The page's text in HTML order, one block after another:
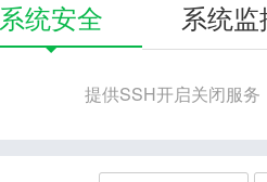
系统安全 系统
提供SSH开启关闭服